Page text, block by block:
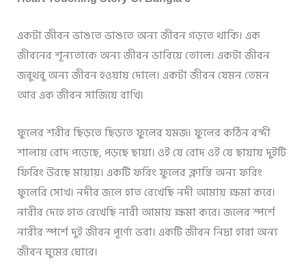
একটা জীবন ভাঙতে ভাঙতে অন্য জীবন গড়তে থাকি। এক
জীবনের শূন্যতাকে অন্য জীবন ভাবিয়ে তোলে। একটা জীবন
জবুথবু অন্য জীবন হওয়ায় দোলে। একটা জীবন যেমন তেমন
আর এক জীবন সাজিয়ে রাখি।
ফুলের শরীর ছিড়তে ছিড়তে ফুলের যমজ। ফুলের কঠিন বন্দী
শালায় রোদ পড়েছে, পড়ছে ছায়া। ওই যে রোদ ওই যে ছায়ায় দুইটি
ফিরিং উরছে মায়ায়। একটি ফরিং ফুলের ক্লান্তি অন্য ফরিং
ফুলেরি সোখ। নদীর জলে হাত রেখেছি নদী আমায় ক্ষমা করে।
নারীর দেহে হাত রেখেছি নারী আমায় ক্ষমা করে। জলের স্পর্শে
নারীর স্পর্শে দুই জীবন পূর্ণ্যে ভরা। একটি জীবন নিদ্রা হারা অন্য
জীবন ঘুমের ঘোরে।